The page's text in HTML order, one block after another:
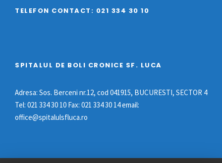
TELEFON CONTACT: 021 334 30 10
SPITALUL DE BOLI CRONICE SF. LUCA
Adresa: Sos. Berceni nr.12, cod 041915, BUCURESTI, SECTOR 4
Tel: 021 334 30 10 Fax: 021 334 30 14 email:
office@spitalulsfluca.ro